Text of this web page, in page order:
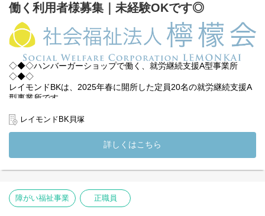
働く利用者様募集｜未経験OKです◎
◇◆◇ハンバーガーショップで働く、就労継続支援A型事業所
◇◆◇
レイモンドBKは、2025年春に開所した定員20名の就労継続支援A
型事業所です。
お仕事の舞台は、世界的に有名なハンバーガーショップ「バーガ
ーキング」。
ハンバーガーづくりの補助や、商品の受け渡し、店内の片付けな
ど、店舗運営に関わるお仕事を担当していただきます。
「飲食店で働いたことがない」
「久しぶりのお仕事で心配」
そんな方もご安心ください。
レイモンドBK貝塚
詳しくはこちら
障がい福祉事業 正職員